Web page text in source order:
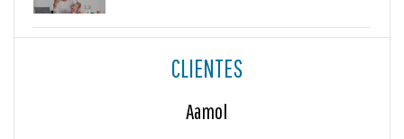
CLIENTES
Aamol